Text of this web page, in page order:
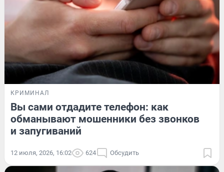
КРИМИНАЛ
Вы сами отдадите телефон: как
обманывают мошенники без звонков
и запугиваний
12 июля, 2026, 16:02 624 Обсудить